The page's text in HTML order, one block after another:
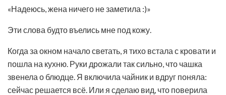
«Надеюсь, жена ничего не заметила :)»
Эти слова будто въелись мне под кожу.
Когда за окном начало светать, я тихо встала с кровати и
пошла на кухню. Руки дрожали так сильно, что чашка
звенела о блюдце. Я включила чайник и вдруг поняла:
сейчас решается всё. Или я сделаю вид, что поверила